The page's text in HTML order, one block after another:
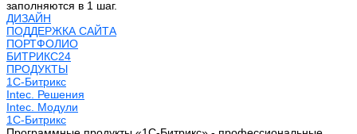
заполняются в 1 шаг.
ДИЗАЙН
ПОДДЕРЖКА САЙТА
ПОРТФОЛИО
БИТРИКС24
ПРОДУКТЫ
1С-Битрикс
Intec. Решения
Intec. Модули
1С-Битрикс